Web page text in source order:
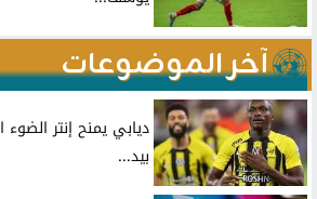
آخر الموضوعات
ديابي يمنح إنتر الضوء
بيد...